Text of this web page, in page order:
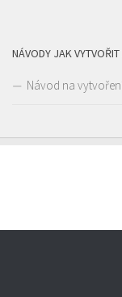
NÁVODY JAK
Návod na